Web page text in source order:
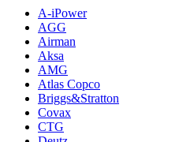
A-iPower
AGG
Airman
Aksa
AMG
Atlas Copco
Briggs&Stratton
Covax
CTG